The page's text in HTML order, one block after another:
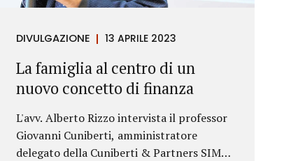
DIVULGAZIONE 13 APRILE 2023
La famiglia al centro di un
nuovo concetto di finanza
L'avv. Alberto Rizzo intervista il professor
Giovanni Cuniberti, amministratore
delegato della Cuniberti & Partners SIM